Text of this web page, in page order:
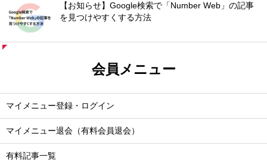
【お知らせ】Google検索で「Number Web」の記事
を見つけやすくする方法
会員メニュー
マイメニュー登録・ログイン
マイメニュー退会（有料会員退会）
有料記事一覧